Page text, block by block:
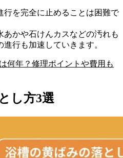
行を完全に止めることは困難で
かや石けんカスなどの汚れも
行も加速していきます。
何年？修理ポイントや費用も
し方3選